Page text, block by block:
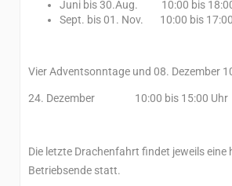
Juni bis 30.Aug. 10:00 bis
Sept. bis 01. Nov. 10:00 bis
Vier Adventsonntage und 08. Dezember
24. Dezember 10:00 bis 15:00 Uhr
Die letzte Drachenfahrt findet jeweils eine
Betriebsende statt.